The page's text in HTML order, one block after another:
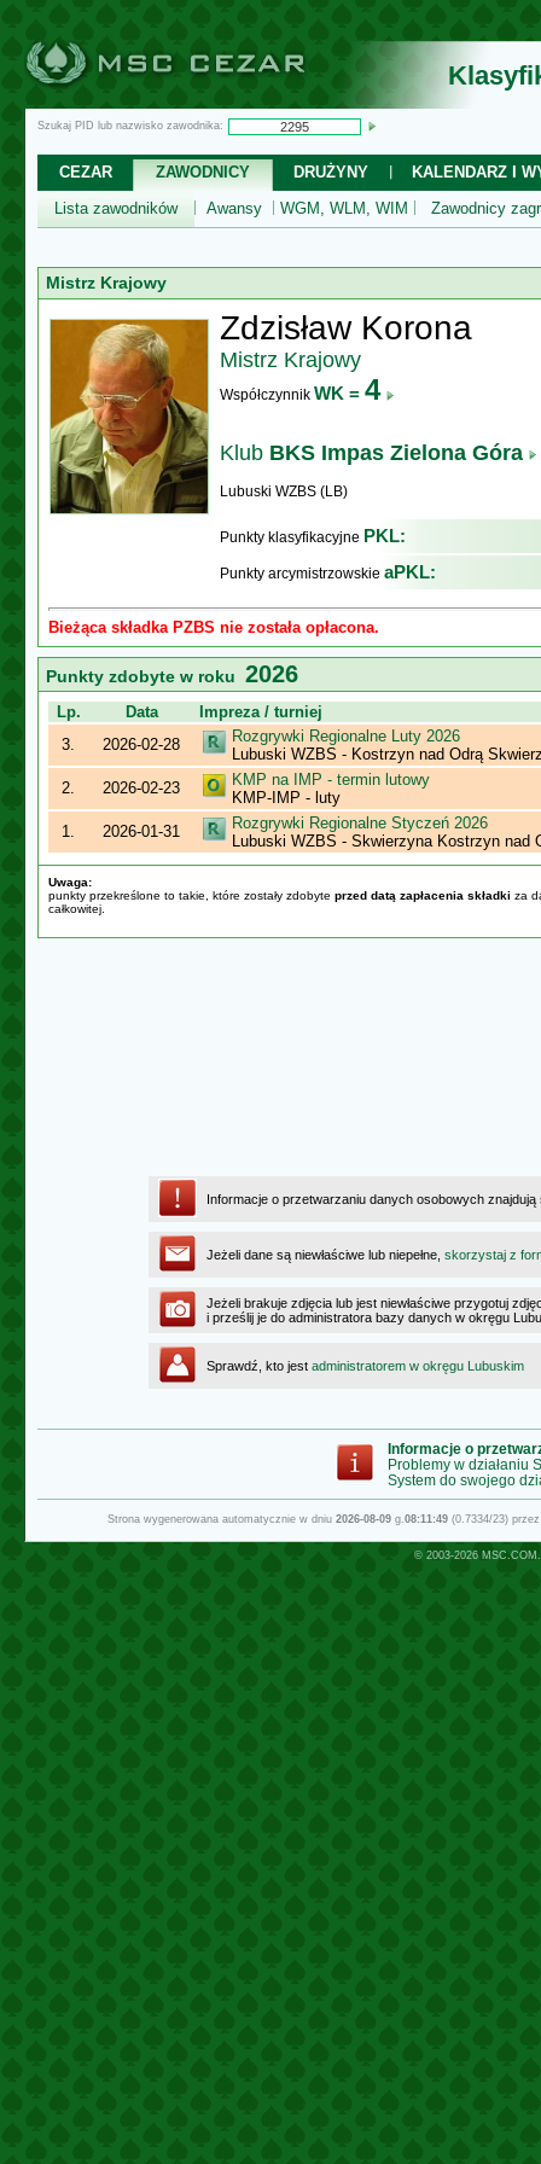
Szukaj PID lub nazwisko zawodnika:
CEZAR ZAWODNICY DRUŻYNY
KALENDARZ I
Lista zawodników
Awansy WGM, WLM, WIM Zawodnicy
Mistrz Krajowy
Zdzisław Korona
Mistrz Krajowy
Współczynnik WK = 4
Klub BKS Impas Zielona Góra
Lubuski WZBS (LB)
Punkty klasyfikacyjne PKL:
Punkty arcymistrzowskie aPKL:
Bieżąca składka PZBS nie została opłacona.
Punkty zdobyte w roku 2026
Lp. Data
Impreza / turniej
3.
2026-02-28
Rozgrywki Regionalne Luty 2026
Lubuski WZBS - Kostrzyn nad Odrą
2.
2026-02-23
KMP na IMP - termin lutowy
KMP-IMP - luty
1.
2026-01-31
Rozgrywki Regionalne Styczeń 2026
Lubuski WZBS - Skwierzyna Kostrzyn nad
Uwaga:
punkty przekreślone to takie, które zostały zdobyte przed datą zapłacenia składki za
całkowitej.
Informacje o przetwarzaniu danych osobowych
Jeżeli dane są niewłaściwe lub niepełne, skorzystaj z
Jeżeli brakuje zdjęcia lub jest niewłaściwe przygotuj
i prześlij je do administratora bazy danych w okręgu
Sprawdź, kto jest administratorem w okręgu Lubuskim
Informacje o
Problemy w działaniu
System do swojego
Strona wygenerowana automatycznie w dniu 2026-08-09g.08:11:49(0.7334/23)
© 2003-2026